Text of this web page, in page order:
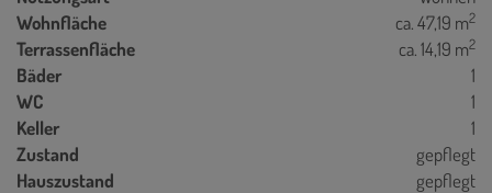
Wohnfläche
ca. 47,19 m2
Terrassenfläche ca. 14,19 m2
Bäder
1
WC
1
Keller
1
Zustand
gepflegt
Hauszustand
gepflegt